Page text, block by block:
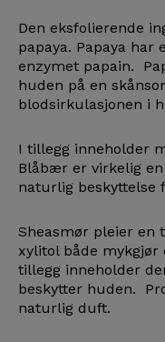
Den eksfolierende
papaya. Papaya har
enzymet papain.
huden på en
blodsirkulasjonen i
I tillegg inneholder
Blåbær er virkelig
naturlig beskyttelse
Sheasmør pleier en
xylitol både
tillegg inneholder
beskytter huden.
naturlig duft.